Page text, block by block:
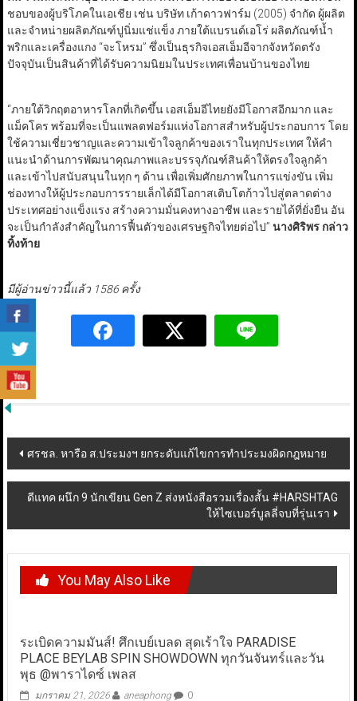
ชอบของผู้บริโภคในเอเชีย เช่น บริษัท เก้าดาวฟาร์ม (2005) จำกัด ผู้ผลิต
และจำหน่ายผลิตภัณฑ์ปูนิ่มแช่แข็ง ภายใต้แบรนด์เอโร่ ผลิตภัณฑ์น้ำ
พริกและเครื่องแกง “จะโหรม” ซึ่งเป็นธุรกิจเอสเอ็มอีจากจังหวัดตรัง
ปัจจุบันเป็นสินค้าที่ได้รับความนิยมในประเทศเพื่อนบ้านของไทย
“ภายใต้วิกฤตอาหารโลกที่เกิดขึ้น เอสเอ็มอีไทยยังมีโอกาสอีกมาก และ
แม็คโคร พร้อมที่จะเป็นแพลตฟอร์มแห่งโอกาสสำหรับผู้ประกอบการ โดย
ใช้ความเชี่ยวชาญและความเข้าใจลูกค้าของเราในทุกประเทศ ให้คำ
แนะนำด้านการพัฒนาคุณภาพและบรรจุภัณฑ์สินค้าให้ตรงใจลูกค้า
และเข้าไปสนับสนุนในทุก ๆ ด้าน เพื่อเพิ่มศักยภาพในการแข่งขัน เพิ่ม
ช่องทางให้ผู้ประกอบการรายเล็กได้มีโอกาสเติบโตก้าวไปสู่ตลาดต่าง
ประเทศอย่างแข็งแรง สร้างความมั่นคงทางอาชีพ และรายได้ที่ยั่งยืน อัน
จะเป็นกำลังสำคัญในการฟื้นตัวของเศรษฐกิจไทยต่อไป” นางศิริพร กล่าว
ทิ้งท้าย
มีผู้อ่านข่าวนี้แล้ว 1586 ครั้ง
Post
navigation
ศรชล. หารือ ส.ประมงฯ ยกระดับแก้ไขการทำประมงผิดกฎหมาย
ดีแทค ผนึก 9 นักเขียน Gen Z ส่งหนังสือรวมเรื่องสั้น #HARSHTAG
ให้ไซเบอร์บูลลี่จบที่รุ่นเรา
You May Also Like
ระเบิดความมันส์! ศึกเบย์เบลด สุดเร้าใจ PARADISE
PLACE BEYLAB SPIN SHOWDOWN ทุกวันจันทร์และวัน
พุธ @พาราไดซ์ เพลส
มกราคม 21, 2026 aneaphong 0